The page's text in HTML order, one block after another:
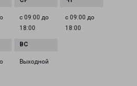
с 09:00 до
18:00
с 09:00 до
18:00
Выходной